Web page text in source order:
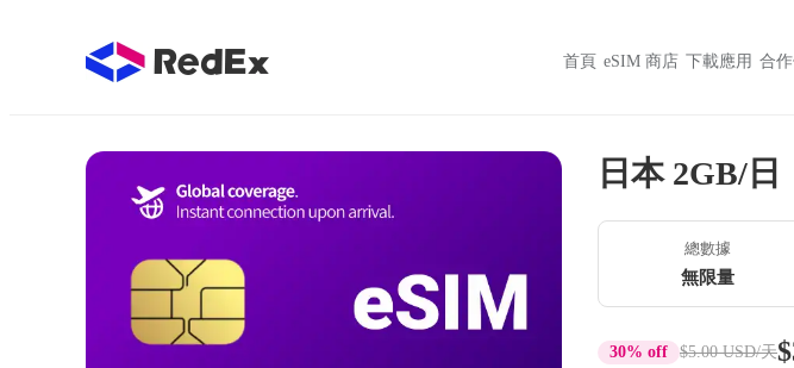
首頁 eSIM 商店 下載應用 合
日本 2GB/日
總數據
無限量
30% off $5.00 USD/天